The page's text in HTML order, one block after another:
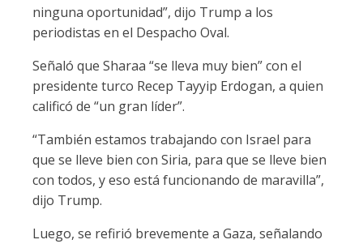
ninguna oportunidad”, dijo Trump a los
periodistas en el Despacho Oval.
Señaló que Sharaa “se lleva muy bien” con el
presidente turco Recep Tayyip Erdogan, a quien
calificó de “un gran líder”.
“También estamos trabajando con Israel para
que se lleve bien con Siria, para que se lleve bien
con todos, y eso está funcionando de maravilla”,
dijo Trump.
Luego, se refirió brevemente a Gaza, señalando